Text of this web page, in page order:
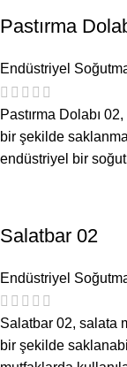
Pastırma
Endüstriyel
Pastırma Dolabı
bir şekilde
endüstriyel bir
Salatbar 02
Endüstriyel
Salatbar 02, salata
bir şekilde